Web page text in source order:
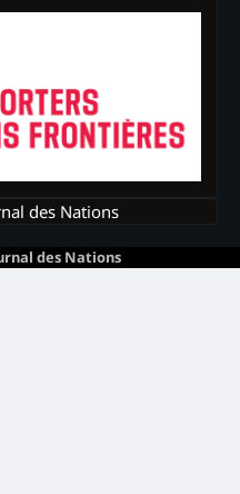
des Nations
des Nations